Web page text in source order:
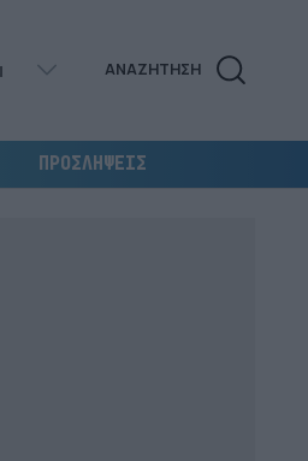
ΑΝΑΖΗΤΗΣΗ
ΠΡΟΣΛΗΨΕΙΣ